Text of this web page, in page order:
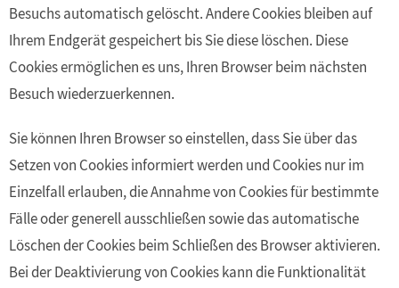
Besuchs automatisch gelöscht. Andere Cookies bleiben auf
Ihrem Endgerät gespeichert bis Sie diese löschen. Diese
Cookies ermöglichen es uns, Ihren Browser beim nächsten
Besuch wiederzuerkennen.
Sie können Ihren Browser so einstellen, dass Sie über das
Setzen von Cookies informiert werden und Cookies nur im
Einzelfall erlauben, die Annahme von Cookies für bestimmte
Fälle oder generell ausschließen sowie das automatische
Löschen der Cookies beim Schließen des Browser aktivieren.
Bei der Deaktivierung von Cookies kann die Funktionalität